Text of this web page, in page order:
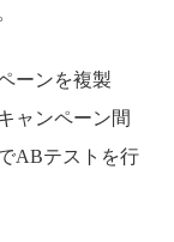
ーンを複製
ャンペーン間
ABテストを行